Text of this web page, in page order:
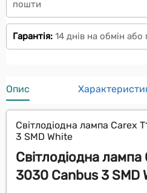
пошти
Гарантія: 14 днів на обмін
Опис
Світлодіодна лампа Carex
3 SMD White
Світлодіодна лампа
3030 Canbus 3 SMD